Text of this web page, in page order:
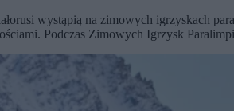
wystąpią na zimowych igrzyskach
Podczas Zimowych Igrzysk